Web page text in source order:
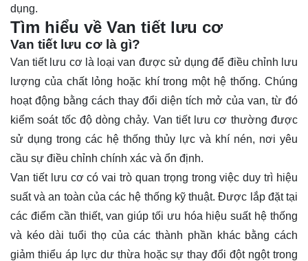
dụng.
Tìm hiểu về Van tiết lưu cơ
Van tiết lưu cơ là gì?
Van tiết lưu cơ là loại van được sử dụng để điều chỉnh lưu
lượng của chất lỏng hoặc khí trong một hệ thống. Chúng
hoạt động bằng cách thay đổi diện tích mở của van, từ đó
kiểm soát tốc độ dòng chảy. Van tiết lưu cơ thường được
sử dụng trong các hệ thống thủy lực và khí nén, nơi yêu
cầu sự điều chỉnh chính xác và ổn định.
Van tiết lưu cơ có vai trò quan trọng trong việc duy trì hiệu
suất và an toàn của các hệ thống kỹ thuật. Được lắp đặt tại
các điểm cần thiết, van giúp tối ưu hóa hiệu suất hệ thống
và kéo dài tuổi thọ của các thành phần khác bằng cách
giảm thiểu áp lực dư thừa hoặc sự thay đổi đột ngột trong